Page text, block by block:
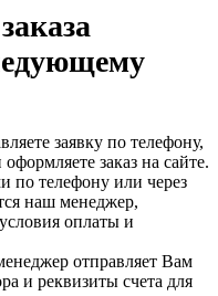
заявку по телефону,
заказ на сайте.
по телефону или через
наш менеджер,
оплаты и
отправляет Вам
и реквизиты счета для